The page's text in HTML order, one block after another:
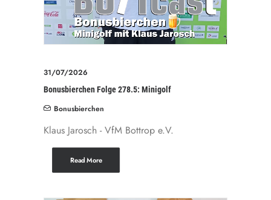
31/07/2026
Bonusbierchen Folge 278.5: Minigolf
Bonusbierchen
Klaus Jarosch - VfM Bottrop e.V.
Read More